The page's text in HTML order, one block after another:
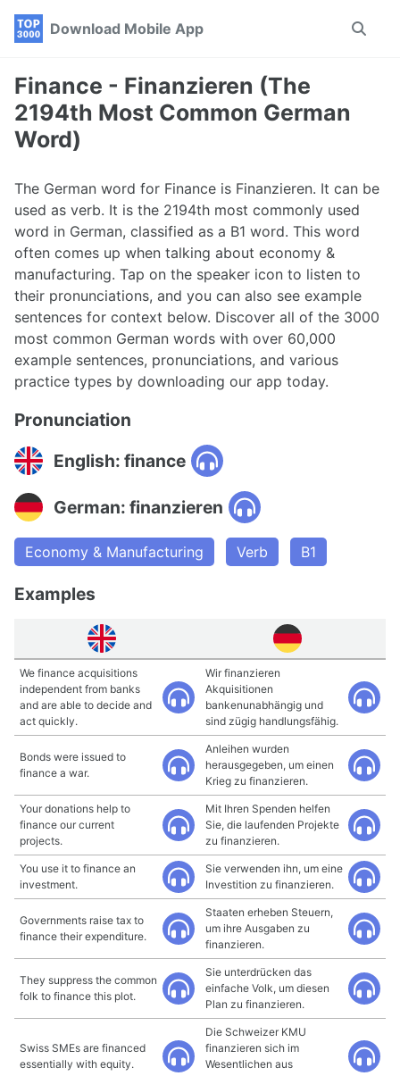
Skip
navigation
Skip
Skip
Download Mobile App
Toggle
Finance - Finanzieren (The
2194th Most Common German
Word)
The German word for Finance is Finanzieren. It can be
used as verb. It is the 2194th most commonly used
word in German, classified as a B1 word. This word
often comes up when talking about economy &
manufacturing. Tap on the speaker icon to listen to
their pronunciations, and you can also see example
sentences for context below. Discover all of the 3000
most common German words with over 60,000
example sentences, pronunciations, and various
practice types by downloading our app today.
Pronunciation
English: finance
German: finanzieren
Economy & Manufacturing Verb B1
Examples
We finance acquisitions
independent from banks
and are able to decide and
act quickly.
Wir finanzieren
Akquisitionen
bankenunabhängig und
sind zügig handlungsfähig.
Bonds were issued to
finance a war.
Anleihen wurden
herausgegeben, um einen
Krieg zu finanzieren.
Your donations help to
finance our current
projects.
Mit Ihren Spenden helfen
Sie, die laufenden Projekte
zu finanzieren.
You use it to finance an
investment.
Sie verwenden ihn, um eine
Investition zu finanzieren.
Governments raise tax to
finance their expenditure.
Staaten erheben Steuern,
um ihre Ausgaben zu
finanzieren.
They suppress the common
folk to finance this plot.
Sie unterdrücken das
einfache Volk, um diesen
Plan zu finanzieren.
Swiss SMEs are financed
essentially with equity.
Die Schweizer KMU
finanzieren sich im
Wesentlichen aus